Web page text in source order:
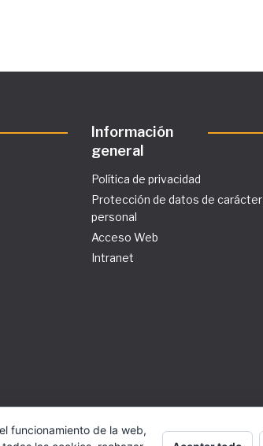
Información
general
Política de privacidad
Protección de datos de carácter
personal
Acceso Web
Intranet
funcionamiento de la web,